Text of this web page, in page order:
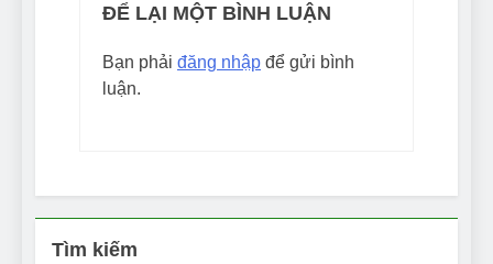
ĐỂ LẠI MỘT BÌNH LUẬN
Bạn phải đăng nhập để gửi bình
luận.
Tìm kiếm